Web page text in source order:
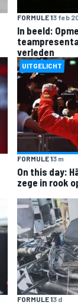
FORMULE 13 feb
In beeld:
verleden
UITGELICHT
FORMULE 13 m
On this day:
zege in rook
FORMULE 13 d